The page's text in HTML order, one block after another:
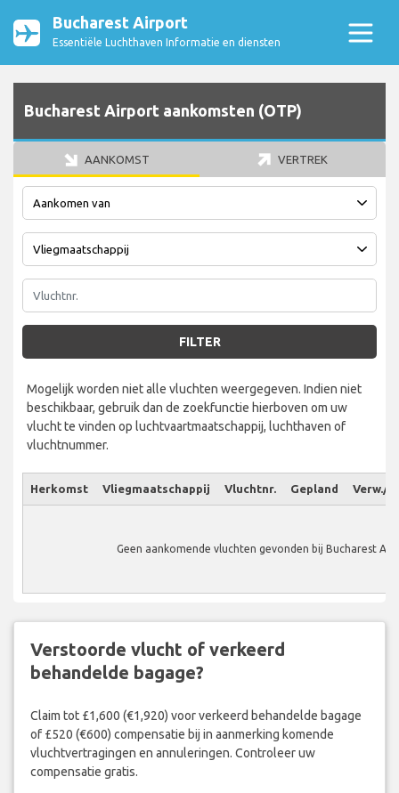
Bucharest Airport
Essentiële Luchthaven Informatie en diensten
Bucharest Airport aankomsten (OTP)
AANKOMST VERTREK
FILTER
Mogelijk worden niet alle vluchten weergegeven. Indien niet
beschikbaar, gebruik dan de zoekfunctie hierboven om uw
vlucht te vinden op luchtvaartmaatschappij, luchthaven of
vluchtnummer.
Herkomst Vliegmaatschappij Vluchtnr. Gepland Verw./
Geen aankomende vluchten gevonden bij Bucharest
Verstoorde vlucht of verkeerd
behandelde bagage?
Claim tot £1,600 (€1,920) voor verkeerd behandelde bagage
of £520 (€600) compensatie bij in aanmerking komende
vluchtvertragingen en annuleringen. Controleer uw
compensatie gratis.